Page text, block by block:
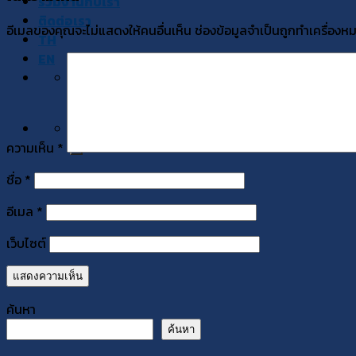
ติดต่อเรา
TH
EN
for:
อีเมลของคุณจะไม่แสดงให้คนอื่นเห็น ช่องข้อมูลจำเป็นถูกทำเครื่องห
ความเห็น *
ชื่อ *
อีเมล *
เว็บไซต์
ค้นหา
ค้นหา